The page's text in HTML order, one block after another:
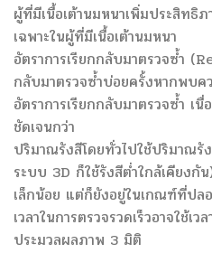
ผู้ที่มีเนื้อเต้านมหนาเพิ่มประสิทธิ
เฉพาะในผู้ที่มีเนื้อเต้านมหนา
อัตราการเรียกกลับมาตรวจซ้ำ
กลับมาตรวจซ้ำบ่อยครั้งหากพบ
อัตราการเรียกกลับมาตรวจซ้ำ เ
ชัดเจนกว่า
ปริมาณรังสีโดยทั่วไปใช้ปริมาณรั
ระบบ 3D ก็ใช้รังสีต่ำใกล้เคียงกั
เล็กน้อย แต่ก็ยังอยู่ในเกณฑ์ที่ปล
เวลาในการตรวจรวดเร็วอาจใช้เ
ประมวลผลภาพ 3 มิติ